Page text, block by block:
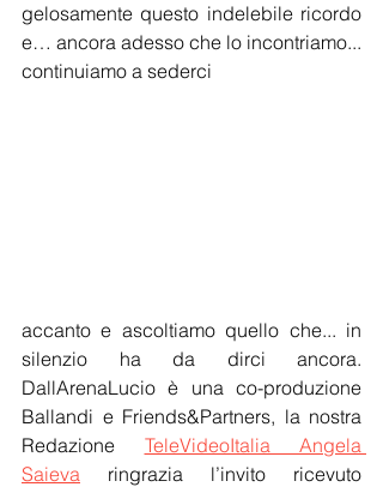
gelosamente questo indelebile ricordo
e… ancora adesso che lo incontriamo...
continuiamo a sederci
accanto e ascoltiamo quello che... in
silenzio ha da dirci ancora.
DallArenaLucio è una co-produzione
Ballandi e Friends&Partners, la nostra
Redazione TeleVideoItalia Angela
Saieva ringrazia l’invito ricevuto